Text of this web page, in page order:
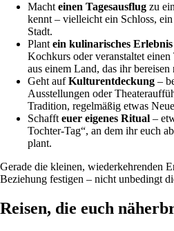
Machteinen Tagesausflug zu
kennt – vielleicht ein Schloss,
Stadt.
Plantein kulinarisches Erlebnis
Kochkurs oder veranstaltet
aus einem Land, das ihr bereisen
Geht aufKulturentdeckung –
Ausstellungen oder
Tradition, regelmäßig etwas
Schaffteuer eigenes Ritual –
Tochter-Tag“, an dem ihr euch
plant.
Gerade die kleinen, wiederkehrenden
Beziehung festigen – nicht unbedingt
Reisen, die euch